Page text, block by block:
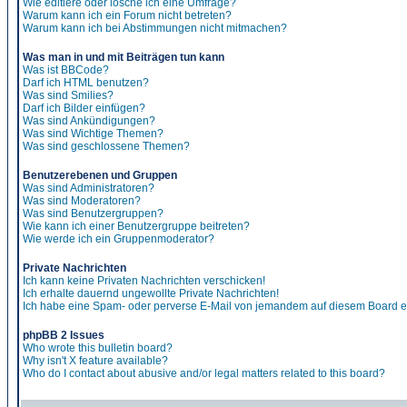
Wie editiere oder lösche ich eine Umfrage?
Warum kann ich ein Forum nicht betreten?
Warum kann ich bei Abstimmungen nicht mitmachen?
Was man in und mit Beiträgen tun kann
Was ist BBCode?
Darf ich HTML benutzen?
Was sind Smilies?
Darf ich Bilder einfügen?
Was sind Ankündigungen?
Was sind Wichtige Themen?
Was sind geschlossene Themen?
Benutzerebenen und Gruppen
Was sind Administratoren?
Was sind Moderatoren?
Was sind Benutzergruppen?
Wie kann ich einer Benutzergruppe beitreten?
Wie werde ich ein Gruppenmoderator?
Private Nachrichten
Ich kann keine Privaten Nachrichten verschicken!
Ich erhalte dauernd ungewollte Private Nachrichten!
Ich habe eine Spam- oder perverse E-Mail von jemandem auf diesem Board
phpBB 2 Issues
Who wrote this bulletin board?
Why isn't X feature available?
Who do I contact about abusive and/or legal matters related to this board?